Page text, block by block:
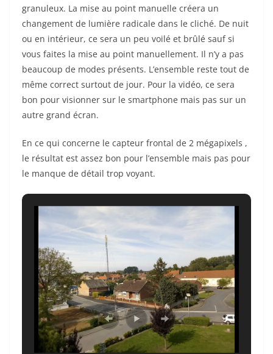
granuleux. La mise au point manuelle créera un
changement de lumière radicale dans le cliché. De nuit
ou en intérieur, ce sera un peu voilé et brûlé sauf si
vous faites la mise au point manuellement. Il n’y a pas
beaucoup de modes présents. L’ensemble reste tout de
même correct surtout de jour. Pour la vidéo, ce sera
bon pour visionner sur le smartphone mais pas sur un
autre grand écran.
En ce qui concerne le capteur frontal de 2 mégapixels ,
le résultat est assez bon pour l’ensemble mais pas pour
le manque de détail trop voyant.